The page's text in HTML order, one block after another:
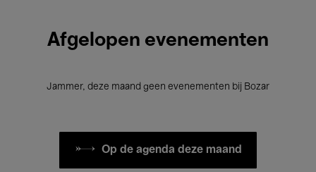
Afgelopen evenementen
Jammer, deze maand geen evenementen bij Bozar
Op de agenda deze maand